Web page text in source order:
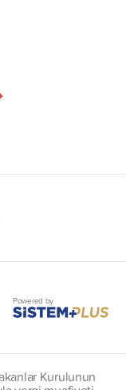
Powered by
Kurulunun